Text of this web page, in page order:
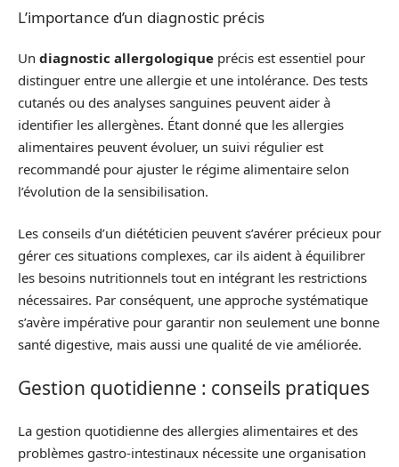
L’importance d’un diagnostic précis
Un diagnostic allergologique précis est essentiel pour
distinguer entre une allergie et une intolérance. Des tests
cutanés ou des analyses sanguines peuvent aider à
identifier les allergènes. Étant donné que les allergies
alimentaires peuvent évoluer, un suivi régulier est
recommandé pour ajuster le régime alimentaire selon
l’évolution de la sensibilisation.
Les conseils d’un diététicien peuvent s’avérer précieux pour
gérer ces situations complexes, car ils aident à équilibrer
les besoins nutritionnels tout en intégrant les restrictions
nécessaires. Par conséquent, une approche systématique
s’avère impérative pour garantir non seulement une bonne
santé digestive, mais aussi une qualité de vie améliorée.
Gestion quotidienne : conseils pratiques
La gestion quotidienne des allergies alimentaires et des
problèmes gastro-intestinaux nécessite une organisation